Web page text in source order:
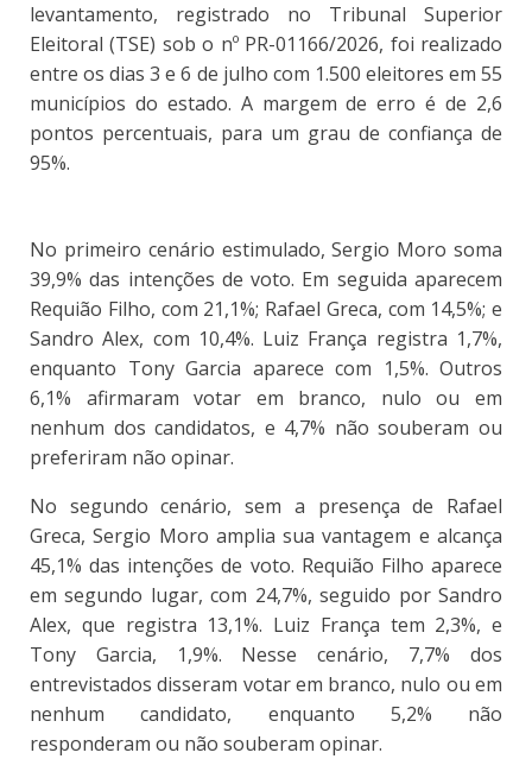
levantamento, registrado no Tribunal Superior
Eleitoral (TSE) sob o nº PR-01166/2026, foi realizado
entre os dias 3 e 6 de julho com 1.500 eleitores em 55
municípios do estado. A margem de erro é de 2,6
pontos percentuais, para um grau de confiança de
95%.
No primeiro cenário estimulado, Sergio Moro soma
39,9% das intenções de voto. Em seguida aparecem
Requião Filho, com 21,1%; Rafael Greca, com 14,5%; e
Sandro Alex, com 10,4%. Luiz França registra 1,7%,
enquanto Tony Garcia aparece com 1,5%. Outros
6,1% afirmaram votar em branco, nulo ou em
nenhum dos candidatos, e 4,7% não souberam ou
preferiram não opinar.
No segundo cenário, sem a presença de Rafael
Greca, Sergio Moro amplia sua vantagem e alcança
45,1% das intenções de voto. Requião Filho aparece
em segundo lugar, com 24,7%, seguido por Sandro
Alex, que registra 13,1%. Luiz França tem 2,3%, e
Tony Garcia, 1,9%. Nesse cenário, 7,7% dos
entrevistados disseram votar em branco, nulo ou em
nenhum candidato, enquanto 5,2% não
responderam ou não souberam opinar.